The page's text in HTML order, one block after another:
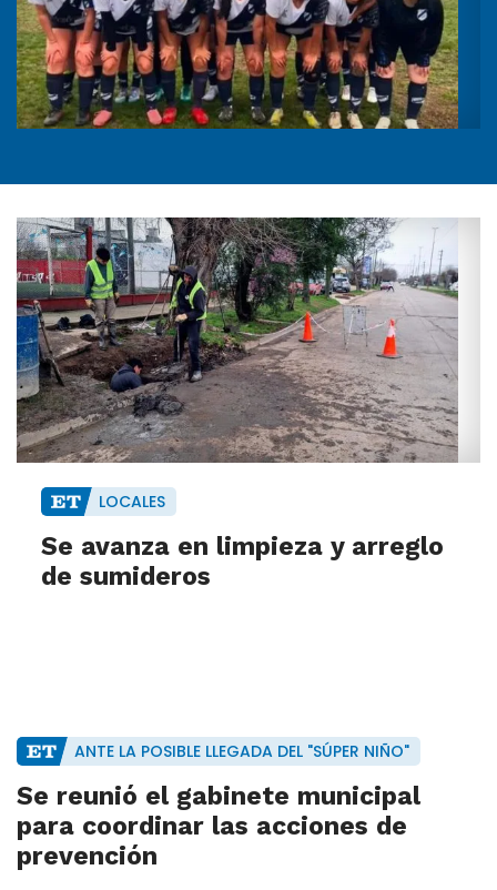
LOCALES
Se avanza en limpieza y arreglo
de sumideros
ANTE LA POSIBLE LLEGADA DEL "SÚPER NIÑO"
Se reunió el gabinete municipal
para coordinar las acciones de
prevención